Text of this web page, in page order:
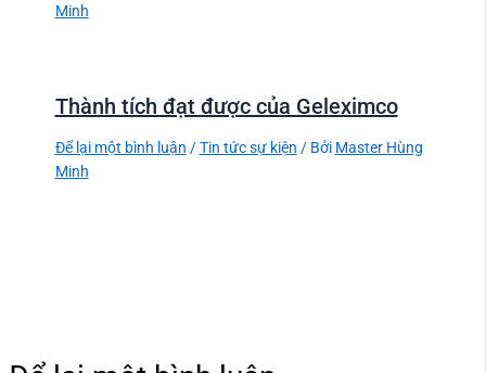
Minh
Thành tích đạt được của Geleximco
Để lại một bình luận /Tin tức sự kiện / Bởi Master Hùng
Minh